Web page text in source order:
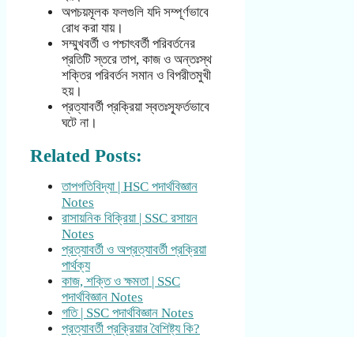
অপচয়মূলক ফলগুলি যদি সম্পূর্ণভাবে
রোধ করা যায়।
সম্মুখবর্তী ও পশ্চাৎবর্তী পরিবর্তনের
প্রতিটি স্তরে তাপ, কাজ ও অন্তঃস্থ
শক্তির পরিবর্তন সমান ও বিপরীতমুখী
হয়।
প্রত্যাবর্তী প্রক্রিয়া স্বতঃস্ফূর্তভাবে
ঘটে না।
Related Posts:
তাপগতিবিদ্যা | HSC পদার্থবিজ্ঞান
Notes
রাসায়নিক বিক্রিয়া | SSC রসায়ন
Notes
প্রত্যাবর্তী ও অপ্রত্যাবর্তী প্রক্রিয়া
পার্থক্য
কাজ, শক্তি ও ক্ষমতা | SSC
পদার্থবিজ্ঞান Notes
গতি | SSC পদার্থবিজ্ঞান Notes
প্রত্যাবর্তী প্রক্রিয়ার বৈশিষ্ট্য কি?